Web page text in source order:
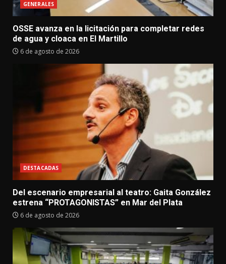
GENERALES
OSSE avanza en la licitación para completar redes
de agua y cloaca en El Martillo
6 de agosto de 2026
DESTACADAS
Del escenario empresarial al teatro: Gaita González
estrena “PROTAGONISTAS” en Mar del Plata
6 de agosto de 2026